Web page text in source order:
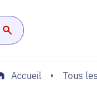
Lancer la
Accueil Tous